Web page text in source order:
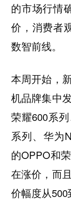
的市场行情
价，消费者
数智前线。
本周开始，
机品牌集中
荣耀600系
系列、华为
的OPPO和
在涨价，而
价幅度从500